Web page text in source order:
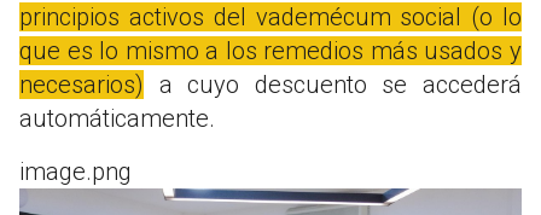
principios activos del vademécum social (o lo
que es lo mismo a los remedios más usados y
necesarios) a cuyo descuento se accederá
automáticamente.
image.png